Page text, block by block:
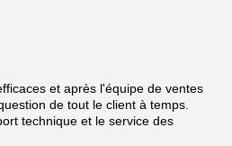
et après l'équipe de ventes
de tout le client à temps.
technique et le service des